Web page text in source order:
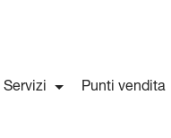
Servizi Punti vendita